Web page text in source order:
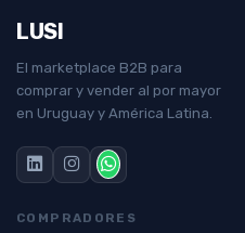
LUSI
El marketplace B2B para
comprar y vender al por mayor
en Uruguay y América Latina.
COMPRADORES